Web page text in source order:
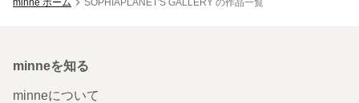
minneを知る
minneについて